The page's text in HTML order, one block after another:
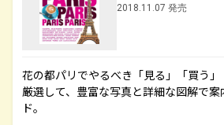
2018.11.07 発売
花の都パリでやるべき「見る」「買う
厳選して、豊富な写真と詳細な図解で案
ド。